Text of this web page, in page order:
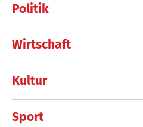
Politik
Wirtschaft
Kultur
Sport